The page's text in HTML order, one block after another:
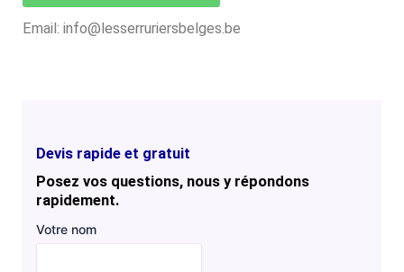
Email: info@lesserruriersbelges.be
Devis rapide et gratuit
Posez vos questions, nous y répondons
rapidement.
Votre nom